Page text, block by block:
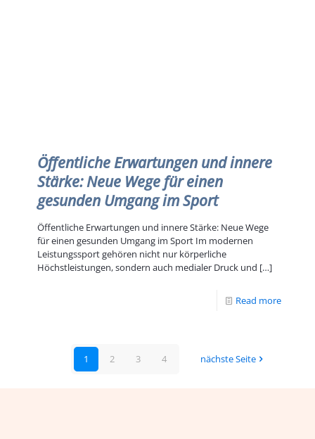
Öffentliche Erwartungen und innere
Stärke: Neue Wege für einen
gesunden Umgang im Sport
Öffentliche Erwartungen und innere Stärke: Neue Wege
für einen gesunden Umgang im Sport Im modernen
Leistungssport gehören nicht nur körperliche
Höchstleistungen, sondern auch medialer Druck und […]
Read more
1 2 3 4 nächste Seite